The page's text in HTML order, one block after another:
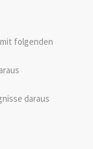
folgenden
daraus